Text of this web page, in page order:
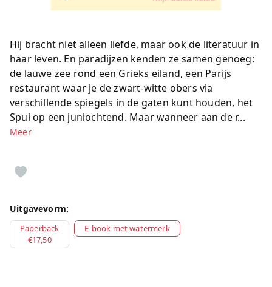
Hij bracht niet alleen liefde, maar ook de literatuur in
haar leven. En paradijzen kenden ze samen genoeg:
de lauwe zee rond een Grieks eiland, een Parijs
restaurant waar je de zwart-witte obers via
verschillende spiegels in de gaten kunt houden, het
Spui op een juniochtend. Maar wanneer aan de r...
Meer
Uitgavevorm:
Paperback
€17,50
E-book met watermerk